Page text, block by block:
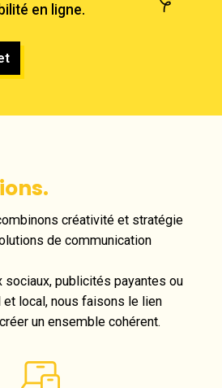
en ligne.
créativité et stratégie
de communication
sociaux, publicités payantes ou
local, nous faisons le lien
un ensemble cohérent.